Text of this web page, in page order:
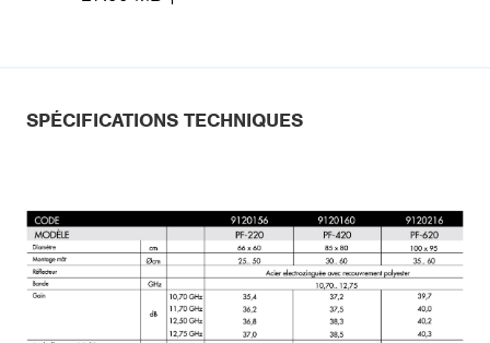
SPÉCIFICATIONS TECHNIQUES